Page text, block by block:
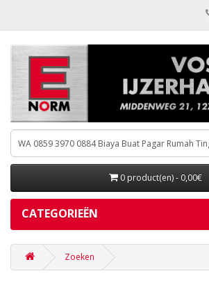
0 product(en) - 0,00€
CATEGORIEËN
Zoeken